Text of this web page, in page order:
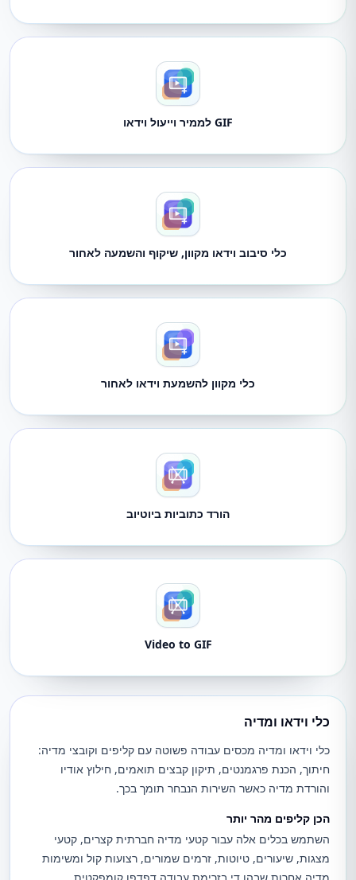
GIF לממיר וייעול וידאו
כלי סיבוב וידאו מקוון, שיקוף והשמעה לאחור
כלי מקוון להשמעת וידאו לאחור
הורד כתוביות ביוטיוב
Video to GIF
כלי וידאו ומדיה
כלי וידאו ומדיה מכסים עבודה פשוטה עם קליפים וקובצי מדיה:
חיתוך, הכנת פרגמנטים, תיקון קבצים תואמים, חילוץ אודיו
והורדת מדיה כאשר השירות הנבחר תומך בכך.
הכן קליפים מהר יותר
השתמש בכלים אלה עבור קטעי מדיה חברתית קצרים, קטעי
מצגות, שיעורים, טיוטות, זרמים שמורים, רצועות קול ומשימות